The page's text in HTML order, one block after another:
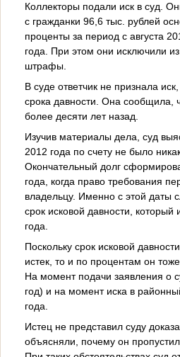
Коллекторы подали иск в суд.
с гражданки 96,6 тыс. рублей
проценты за период с августа
года. При этом они исключили
штрафы.
В суде ответчик не признала
срока давности. Она сообщила,
более десяти лет назад.
Изучив материалы дела, суд
2012 года по счету не было
Окончательный долг
года, когда право требования
владельцу. Именно с этой даты
срок исковой давности, который
года.
Поскольку срок исковой
истек, то и по процентам он
На момент подачи заявления о
год) и на момент иска в
года.
Истец не представил суду
объясняли, почему он пропустил